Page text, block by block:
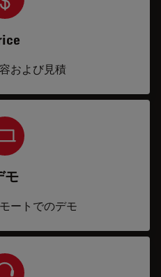
および見積
モ
ートでのデモ